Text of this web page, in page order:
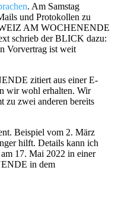
. Am Samstag
und Protokollen zu
AM WOCHENENDE
schrieb der BLICK dazu:
Vorvertrag ist weit
zitiert aus einer E-
wir wohl erhalten. Wir
zu zwei anderen bereits
Beispiel vom 2. März
hilft. Details kann ich
17. Mai 2022 in einer
in dem